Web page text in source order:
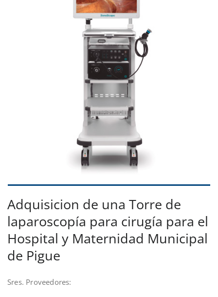
Adquisicion de una Torre de
laparoscopía para cirugía para el
Hospital y Maternidad Municipal
de Pigue
Sres. Proveedores: